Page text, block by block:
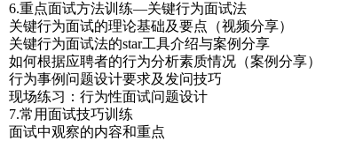
6.重点面试方法训练—关键行为面试法
关键行为面试的理论基础及要点（视频分享）
关键行为面试法的star工具介绍与案例分享
如何根据应聘者的行为分析素质情况（案例分享）
行为事例问题设计要求及发问技巧
现场练习：行为性面试问题设计
7.常用面试技巧训练
面试中观察的内容和重点